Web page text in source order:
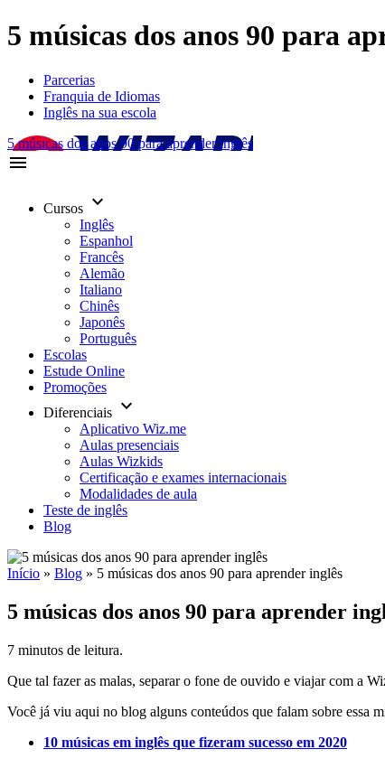
5 músicas dos anos 90 para
Parcerias
Franquia de Idiomas
Inglês na sua escola
5 músicas dos anos 90 para aprender inglês
menu
Cursos keyboard_arrow_down
Inglês
Espanhol
Francês
Alemão
Italiano
Chinês
Japonês
Português
Escolas
Estude Online
Promoções
Diferenciais keyboard_arrow_down
Aplicativo Wiz.me
Aulas presenciais
Aulas Wizkids
Certificação e exames internacionais
Modalidades de aula
Teste de inglês
Blog
Início » Blog » 5 músicas dos anos 90 para aprender inglês
5 músicas dos anos 90 para aprender
7 minutos de leitura.
Que tal fazer as malas, separar o fone de ouvido e viajar com a
Você já viu aqui no blog alguns conteúdos que falam sobre essa
10 músicas em inglês que fizeram sucesso em 2020